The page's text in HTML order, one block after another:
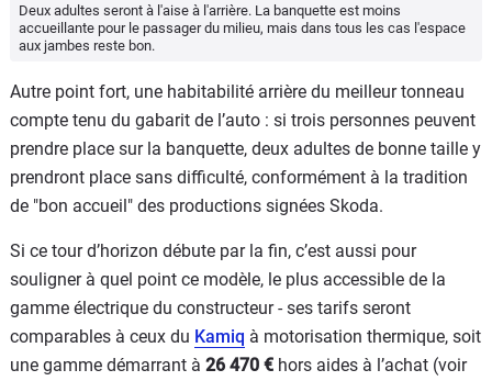
Deux adultes seront à l'aise à l'arrière. La banquette est moins
accueillante pour le passager du milieu, mais dans tous les cas l'espace
aux jambes reste bon.
Autre point fort, une habitabilité arrière du meilleur tonneau
compte tenu du gabarit de l’auto : si trois personnes peuvent
prendre place sur la banquette, deux adultes de bonne taille y
prendront place sans difficulté, conformément à la tradition
de "bon accueil" des productions signées Skoda.
Si ce tour d’horizon débute par la fin, c’est aussi pour
souligner à quel point ce modèle, le plus accessible de la
gamme électrique du constructeur - ses tarifs seront
comparables à ceux du Kamiq à motorisation thermique, soit
une gamme démarrant à 26 470 € hors aides à l’achat (voir